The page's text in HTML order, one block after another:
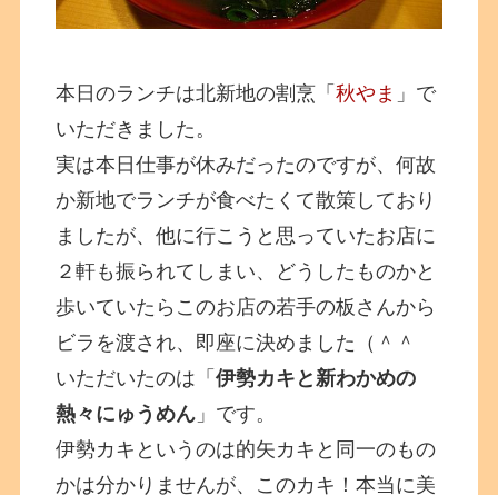
本日のランチは北新地の割烹「秋やま 」で
いただきました。
実は本日仕事が休みだったのですが、何故
か新地でランチが食べたくて散策しており
ましたが、他に行こうと思っていたお店に
２軒も振られてしまい、どうしたものかと
歩いていたらこのお店の若手の板さんから
ビラを渡され、即座に決めました（＾＾
いただいたのは「伊勢カキと新わかめの
熱々にゅうめん 」です。
伊勢カキというのは的矢カキと同一のもの
かは分かりませんが、このカキ！本当に美